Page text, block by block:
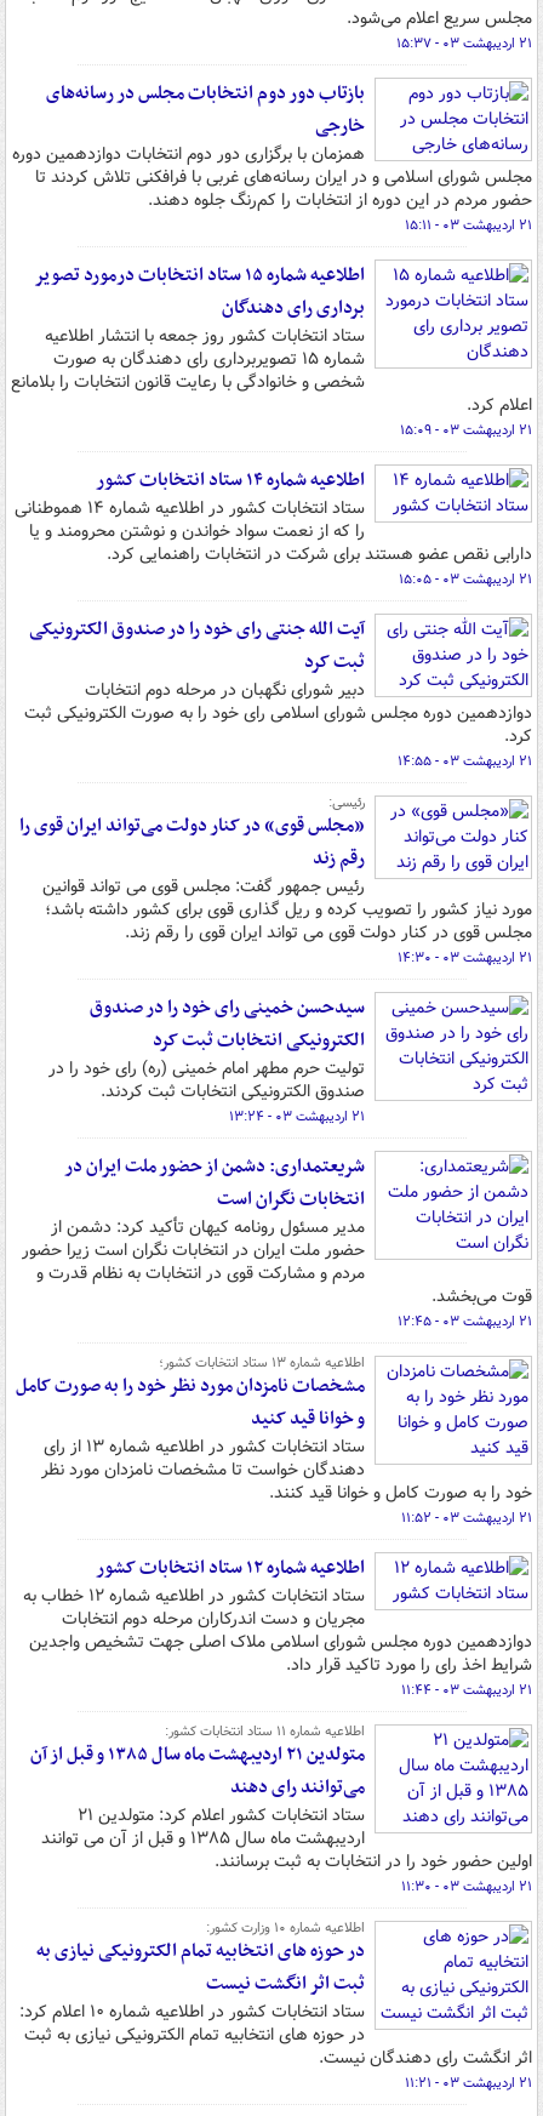
مجلس سریع اعلام می‌شود.
۲۱ اردیبهشت ۰۳ - ۱۵:۳۷
بازتاب دور دوم انتخابات مجلس در رسانه‌های
خارجی
همزمان با برگزاری دور دوم انتخابات دوازدهمین دوره
مجلس شورای اسلامی و در ایران رسانه‌های غربی با فرافکنی‌ تلاش کردند تا
حضور مردم در این دوره از انتخابات را کم‌رنگ جلوه دهند.
۲۱ اردیبهشت ۰۳ - ۱۵:۱۱
اطلاعیه شماره ۱۵ ستاد انتخابات درمورد تصویر
برداری رای دهندگان
ستاد انتخابات کشور روز جمعه با انتشار اطلاعیه
شماره ۱۵ تصویربرداری رای دهندگان به صورت
شخصی و خانوادگی با رعایت قانون انتخابات را بلامانع
اعلام کرد.
۲۱ اردیبهشت ۰۳ - ۱۵:۰۹
اطلاعیه شماره ۱۴ ستاد انتخابات کشور
ستاد انتخابات کشور در اطلاعیه شماره ۱۴ هموطنانی
را که از نعمت سواد خواندن و نوشتن محرومند و یا
دارابی نقص عضو هستند برای شرکت در انتخابات راهنمایی کرد.
۲۱ اردیبهشت ۰۳ - ۱۵:۰۵
آیت الله جنتی رای خود را در صندوق الکترونیکی
ثبت کرد
دبیر شورای نگهبان در مرحله دوم انتخابات
دوازدهمین دوره مجلس شورای اسلامی رای خود را به صورت الکترونیکی ثبت
کرد.
۲۱ اردیبهشت ۰۳ - ۱۴:۵۵
رئیسی:
«مجلس قوی» در کنار دولت می‌تواند ایران قوی را
رقم زند
رئیس جمهور گفت: مجلس قوی می تواند قوانین
مورد نیاز کشور را تصویب کرده و ریل گذاری قوی برای کشور داشته باشد؛
مجلس قوی در کنار دولت قوی می تواند ایران قوی را رقم زند.
۲۱ اردیبهشت ۰۳ - ۱۴:۳۰
سیدحسن خمینی رای خود را در صندوق
الکترونیکی انتخابات ثبت کرد
تولیت حرم مطهر امام خمینی (ره) رای خود را در
صندوق الکترونیکی انتخابات ثبت کردند.
۲۱ اردیبهشت ۰۳ - ۱۳:۲۴
شریعتمداری: دشمن از حضور ملت ایران در
انتخابات نگران است
مدیر مسئول رونامه کیهان تأکید کرد: دشمن از
حضور ملت ایران در انتخابات نگران است زیرا حضور
مردم و مشارکت قوی در انتخابات به نظام قدرت و
قوت می‌بخشد.
۲۱ اردیبهشت ۰۳ - ۱۲:۴۵
اطلاعیه شماره ۱۳ ستاد انتخابات کشور؛
مشخصات نامزدان مورد نظر خود را به صورت کامل
و خوانا قید کنید
ستاد انتخابات کشور در اطلاعیه شماره ۱۳ از رای
دهندگان خواست تا مشخصات نامزدان مورد نظر
خود را به صورت کامل و خوانا قید کنند.
۲۱ اردیبهشت ۰۳ - ۱۱:۵۲
اطلاعیه شماره ۱۲ ستاد انتخابات کشور
ستاد انتخابات کشور در اطلاعیه شماره ۱۲ خطاب به
مجریان و دست اندرکاران مرحله دوم انتخابات
دوازدهمین دوره مجلس شورای اسلامی ملاک اصلی جهت تشخیص واجدین
شرایط اخذ رای را مورد تاکید قرار داد.
۲۱ اردیبهشت ۰۳ - ۱۱:۴۴
اطلاعیه شماره ۱۱ ستاد انتخابات کشور:
متولدین ۲۱ اردیبهشت ماه سال ۱۳۸۵ و قبل از آن
می‌توانند رای دهند
ستاد انتخابات کشور اعلام کرد: متولدین ۲۱
اردیبهشت ماه سال ۱۳۸۵ و قبل از آن می توانند
اولین حضور خود را در انتخابات به ثبت برسانند.
۲۱ اردیبهشت ۰۳ - ۱۱:۳۰
اطلاعیه شماره ۱۰ وزارت کشور:
در حوزه های انتخابیه تمام الکترونیکی نیازی به
ثبت اثر انگشت نیست
ستاد انتخابات کشور در اطلاعیه شماره ۱۰ اعلام کرد:
در حوزه های انتخابیه تمام الکترونیکی نیازی به ثبت
اثر انگشت رای دهندگان نیست.
۲۱ اردیبهشت ۰۳ - ۱۱:۲۱